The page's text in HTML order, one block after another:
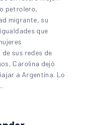
petrolero,
migrante, su
que
sus redes de
Carolina dejó
a Argentina. Lo